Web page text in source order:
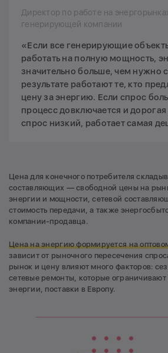
Директор по работе на
генерирующей компании
«Если все генерирующие
работать на полную мощность,
значительно больше, чем нужно
результате работают те, кто
цену за энергию. Если спрос
процесс довключается и
спрос низкий, работает самая
Цена для конечного потребителя
составляющих — свободной цены на
энергии и мощности, сетевой
стоимость передачи, а также
компании-продавца.
Цена на энергию формируется на
зависит от рыночного пересечения
рынок и цену влияют много факторов:
сетевые ремонты, которые
энергии, поставки в Европу.